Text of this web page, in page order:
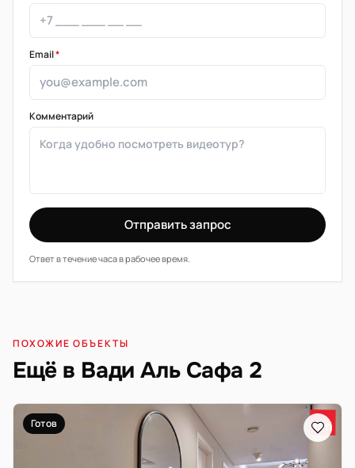
Email*
Комментарий
Отправить запрос
Ответ в течение часа в рабочее время.
ПОХОЖИЕ ОБЪЕКТЫ
Ещё в Вади Аль Сафа 2
Готов